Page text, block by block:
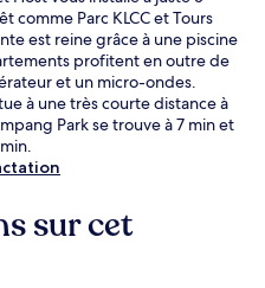
Parc KLCC et Tours
est reine grâce à une piscine
profitent en outre de
et un micro-ondes.
à une très courte distance à
Park se trouve à 7 min et
sur cet